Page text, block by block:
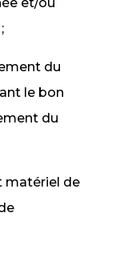
du
le bon
du
matériel de